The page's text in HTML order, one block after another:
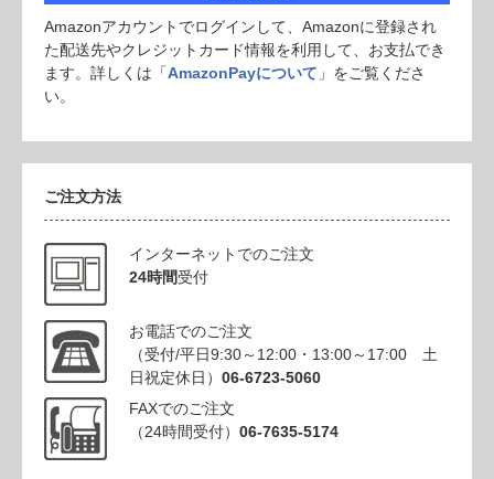
Amazonアカウントでログインして、Amazonに登録され
た配送先やクレジットカード情報を利用して、お支払でき
ます。詳しくは「AmazonPayについて 」をご覧くださ
い。
ご注文方法
インターネットでのご注文
24時間受付
お電話でのご注文
（受付/平日9:30～12:00・13:00～17:00 土
日祝定休日） 06-6723-5060
FAXでのご注文
（24時間受付） 06-7635-5174